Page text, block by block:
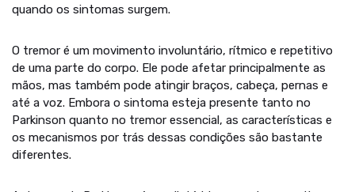
quando os sintomas surgem.
O tremor é um movimento involuntário, rítmico e repetitivo
de uma parte do corpo. Ele pode afetar principalmente as
mãos, mas também pode atingir braços, cabeça, pernas e
até a voz. Embora o sintoma esteja presente tanto no
Parkinson quanto no tremor essencial, as características e
os mecanismos por trás dessas condições são bastante
diferentes.